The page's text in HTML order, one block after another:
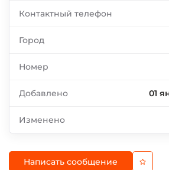
Контактный телефон
Город
Номер
Добавлено 01
Изменено
Написать сообщение